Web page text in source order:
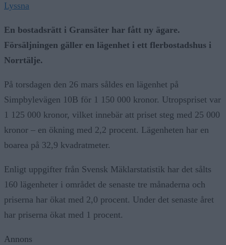
Lyssna
En bostadsrätt i Gransäter har fått ny ägare.
Försäljningen gäller en lägenhet i ett flerbostadshus i
Norrtälje.
På torsdagen den 26 mars såldes en lägenhet på
Simpbylevägen 10B för 1 150 000 kronor. Utropspriset var
1 125 000 kronor, vilket innebär att priset steg med 25 000
kronor – en ökning med 2,2 procent. Lägenheten har en
boarea på 32,9 kvadratmeter.
Enligt uppgifter från Svensk Mäklarstatistik har det sålts
160 lägenheter i området de senaste tre månaderna och
priserna har ökat med 2,0 procent. Under det senaste året
har priserna ökat med 1 procent.
Annons